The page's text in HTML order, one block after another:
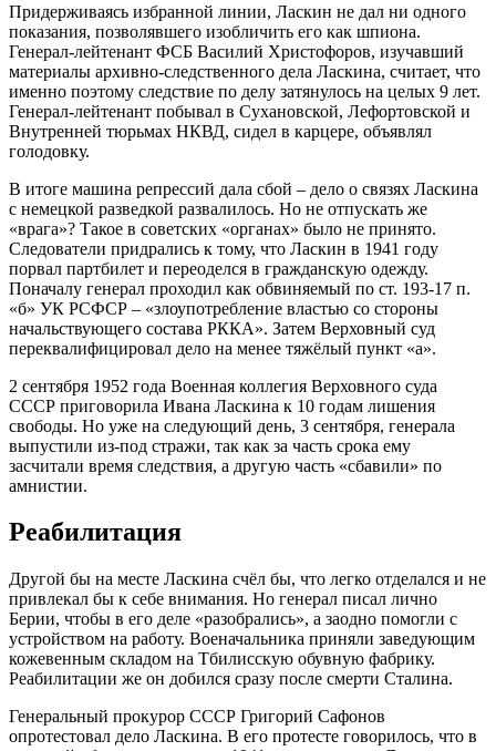
Придерживаясь избранной линии, Ласкин не дал ни одного
показания, позволявшего изобличить его как шпиона.
Генерал-лейтенант ФСБ Василий Христофоров, изучавший
материалы архивно-следственного дела Ласкина, считает, что
именно поэтому следствие по делу затянулось на целых 9 лет.
Генерал-лейтенант побывал в Сухановской, Лефортовской и
Внутренней тюрьмах НКВД, сидел в карцере, объявлял
голодовку.
В итоге машина репрессий дала сбой – дело о связях Ласкина
с немецкой разведкой развалилось. Но не отпускать же
«врага»? Такое в советских «органах» было не принято.
Следователи придрались к тому, что Ласкин в 1941 году
порвал партбилет и переоделся в гражданскую одежду.
Поначалу генерал проходил как обвиняемый по ст. 193-17 п.
«б» УК РСФСР – «злоупотребление властью со стороны
начальствующего состава РККА». Затем Верховный суд
переквалифицировал дело на менее тяжёлый пункт «а».
2 сентября 1952 года Военная коллегия Верховного суда
СССР приговорила Ивана Ласкина к 10 годам лишения
свободы. Но уже на следующий день, 3 сентября, генерала
выпустили из-под стражи, так как за часть срока ему
засчитали время следствия, а другую часть «сбавили» по
амнистии.
Реабилитация
Другой бы на месте Ласкина счёл бы, что легко отделался и не
привлекал бы к себе внимания. Но генерал писал лично
Берии, чтобы в его деле «разобрались», а заодно помогли с
устройством на работу. Военачальника приняли заведующим
кожевенным складом на Тбилисскую обувную фабрику.
Реабилитации же он добился сразу после смерти Сталина.
Генеральный прокурор СССР Григорий Сафонов
опротестовал дело Ласкина. В его протесте говорилось, что в